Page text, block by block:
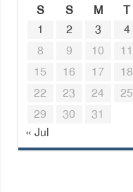
S
S M T
1
2 3 4
8
9 10 11
15
16 17 18
22
23 24 25
29
30
31
« Jul